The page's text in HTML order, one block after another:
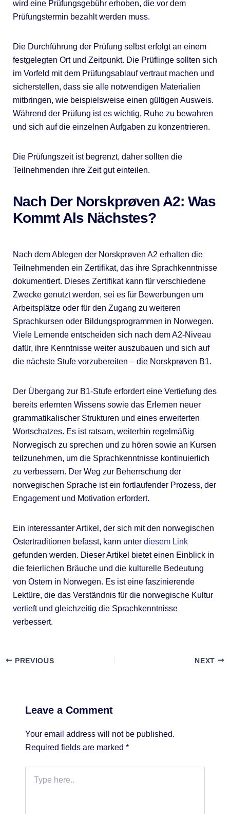
wird eine Prüfungsgebühr erhoben, die vor dem
Prüfungstermin bezahlt werden muss.
Die Durchführung der Prüfung selbst erfolgt an einem
festgelegten Ort und Zeitpunkt. Die Prüflinge sollten sich
im Vorfeld mit dem Prüfungsablauf vertraut machen und
sicherstellen, dass sie alle notwendigen Materialien
mitbringen, wie beispielsweise einen gültigen Ausweis.
Während der Prüfung ist es wichtig, Ruhe zu bewahren
und sich auf die einzelnen Aufgaben zu konzentrieren.
Die Prüfungszeit ist begrenzt, daher sollten die
Teilnehmenden ihre Zeit gut einteilen.
Nach Der Norskprøven A2: Was
Kommt Als Nächstes?
Nach dem Ablegen der Norskprøven A2 erhalten die
Teilnehmenden ein Zertifikat, das ihre Sprachkenntnisse
dokumentiert. Dieses Zertifikat kann für verschiedene
Zwecke genutzt werden, sei es für Bewerbungen um
Arbeitsplätze oder für den Zugang zu weiteren
Sprachkursen oder Bildungsprogrammen in Norwegen.
Viele Lernende entscheiden sich nach dem A2-Niveau
dafür, ihre Kenntnisse weiter auszubauen und sich auf
die nächste Stufe vorzubereiten – die Norskprøven B1.
Der Übergang zur B1-Stufe erfordert eine Vertiefung des
bereits erlernten Wissens sowie das Erlernen neuer
grammatikalischer Strukturen und eines erweiterten
Wortschatzes. Es ist ratsam, weiterhin regelmäßig
Norwegisch zu sprechen und zu hören sowie an Kursen
teilzunehmen, um die Sprachkenntnisse kontinuierlich
zu verbessern. Der Weg zur Beherrschung der
norwegischen Sprache ist ein fortlaufender Prozess, der
Engagement und Motivation erfordert.
Ein interessanter Artikel, der sich mit den norwegischen
Ostertraditionen befasst, kann unter diesem Link
gefunden werden. Dieser Artikel bietet einen Einblick in
die feierlichen Bräuche und die kulturelle Bedeutung
von Ostern in Norwegen. Es ist eine faszinierende
Lektüre, die das Verständnis für die norwegische Kultur
vertieft und gleichzeitig die Sprachkenntnisse
verbessert.
PREVIOUS NEXT
Leave a Comment
Your email address will not be published.
Required fields are marked *
here..